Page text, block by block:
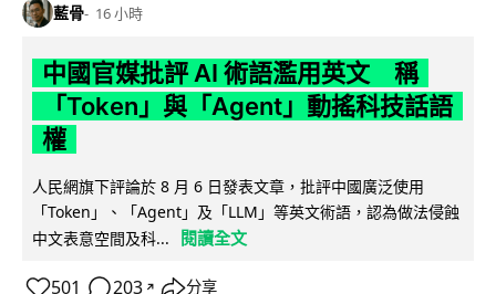
藍骨 16 小時
中國官媒批評 AI 術語濫用英文 稱
「Token」與「Agent」動搖科技話語
權
人民網旗下評論於 8 月 6 日發表文章，批評中國廣泛使用
「Token」、「Agent」及「LLM」等英文術語，認為做法侵蝕
中文表意空間及科...
閱讀全文
501 203 ↗ 分享